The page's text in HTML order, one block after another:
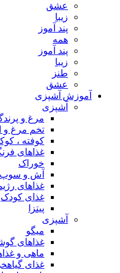
عشق
زیبا
پند آموز
همه
پند آموز
زیبا
طنز
عشق
آموزش آشپزی
آشپزی
مرغ و
تخم مرغ و
کوفته ،
غذاهای
خوراک
آش و سوپ
غذاهای
غذای کودک
پیتزا
آشپزی
میگو
غذاهای
ماهی و
غذای